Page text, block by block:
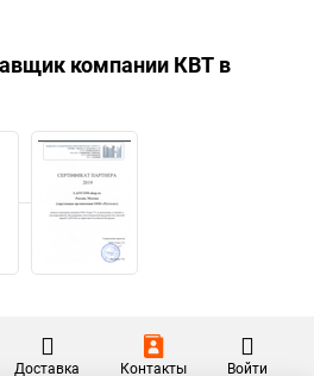
компании КВТ в
Доставка Контакты Войти